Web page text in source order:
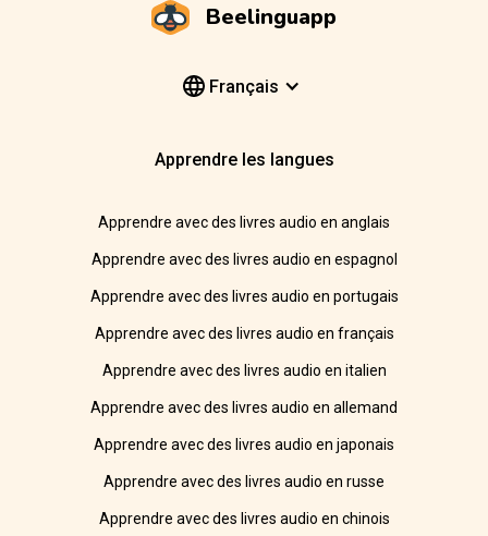
Beelinguapp
Français
Apprendre les langues
Apprendre avec des livres audio en anglais
Apprendre avec des livres audio en espagnol
Apprendre avec des livres audio en portugais
Apprendre avec des livres audio en français
Apprendre avec des livres audio en italien
Apprendre avec des livres audio en allemand
Apprendre avec des livres audio en japonais
Apprendre avec des livres audio en russe
Apprendre avec des livres audio en chinois